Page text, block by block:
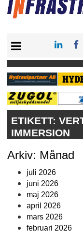
KONTAKT
VÅRA ANDRA
PRENUMERERA
ANNONSERA
ETIKETT:
IMMERSION
Arkiv: Månad
juli 2026
juni 2026
maj 2026
april 2026
mars 2026
februari 2026